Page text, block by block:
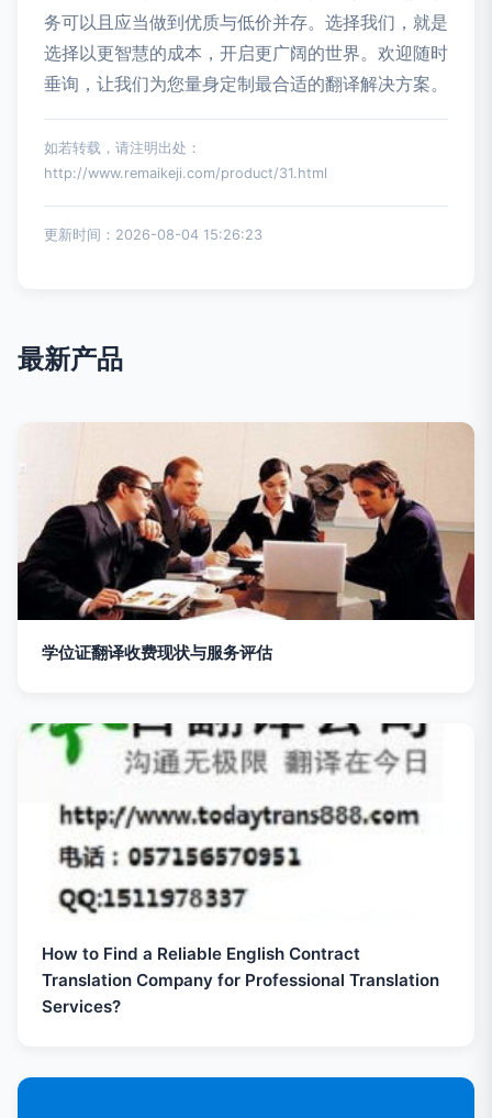
务可以且应当做到优质与低价并存。选择我们，就是
选择以更智慧的成本，开启更广阔的世界。欢迎随时
垂询，让我们为您量身定制最合适的翻译解决方案。
如若转载，请注明出处：
http://www.remaikeji.com/product/31.html
更新时间：2026-08-04 15:26:23
最新产品
学位证翻译收费现状与服务评估
How to Find a Reliable English Contract
Translation Company for Professional Translation
Services?